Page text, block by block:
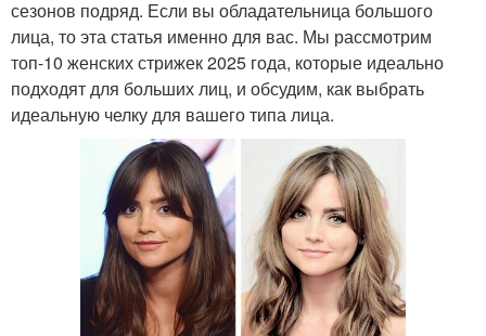
сезонов подряд. Если вы обладательница большого
лица, то эта статья именно для вас. Мы рассмотрим
топ-10 женских стрижек 2025 года, которые идеально
подходят для больших лиц, и обсудим, как выбрать
идеальную челку для вашего типа лица.